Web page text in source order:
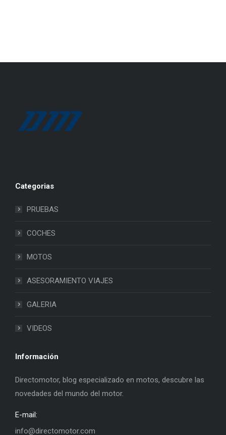
Categorias
PRUEBAS
COCHES
MOTOS
ASESORAMIENTO VIAJES
GALERIA
VIDEOS
Información
Directomotor, blog especializado en motos, descubre las
novedades del mundo del motor.
E-mail:
info@directomotor.com